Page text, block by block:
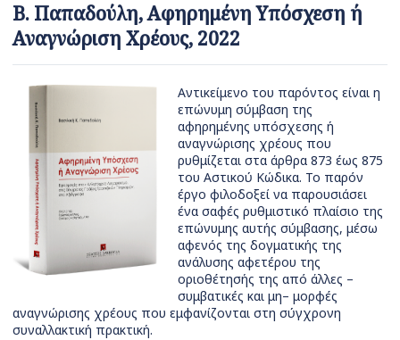
Β. Παπαδούλη, Αφηρημένη Υπόσχεση ή
Αναγνώριση Χρέους, 2022
Αντικείμενο του παρόντος είναι η
επώνυμη σύμβαση της
αφηρημένης υπόσχεσης ή
αναγνώρισης χρέους που
ρυθμίζεται στα άρθρα 873 έως 875
του Αστικού Κώδικα. Το παρόν
έργο φιλοδοξεί να παρουσιάσει
ένα σαφές ρυθμιστικό πλαίσιο της
επώνυμης αυτής σύμβασης, μέσω
αφενός της δογματικής της
ανάλυσης αφετέρου της
οριοθέτησής της από άλλες –
συμβατικές και μη– μορφές
αναγνώρισης χρέους που εμφανίζονται στη σύγχρονη
συναλλακτική πρακτική.